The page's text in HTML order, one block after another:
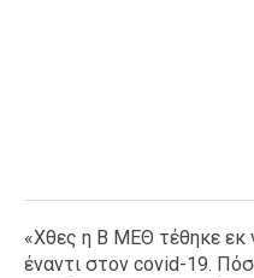
«Χθες η Β ΜΕΘ τέθηκε εκ
έναντι στον covid-19.